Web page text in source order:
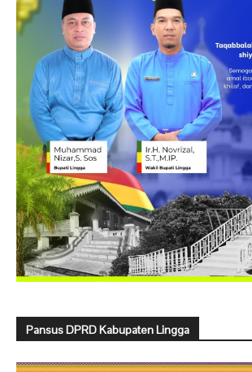
Pansus DPRD Kabupaten Lingga